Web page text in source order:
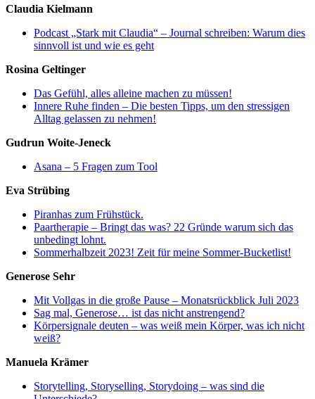
Claudia Kielmann
Podcast „Stark mit Claudia“ – Journal schreiben: Warum dies
sinnvoll ist und wie es geht
Rosina Geltinger
Das Gefühl, alles alleine machen zu müssen!
Innere Ruhe finden – Die besten Tipps, um den stressigen
Alltag gelassen zu nehmen!
Gudrun Woite-Jeneck
Asana – 5 Fragen zum Tool
Eva Strübing
Piranhas zum Frühstück.
Paartherapie – Bringt das was? 22 Gründe warum sich das
unbedingt lohnt.
Sommerhalbzeit 2023! Zeit für meine Sommer-Bucketlist!
Generose Sehr
Mit Vollgas in die große Pause – Monatsrückblick Juli 2023
Sag mal, Generose… ist das nicht anstrengend?
Körpersignale deuten – was weiß mein Körper, was ich nicht
weiß?
Manuela Krämer
Storytelling, Storyselling, Storydoing – was sind die